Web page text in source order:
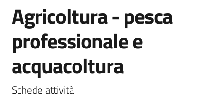
Servizi
Leggi
Atti
Bandi
Salta al contenuto
Agricoltura - pesca
professionale e
acquacoltura
Schede attività